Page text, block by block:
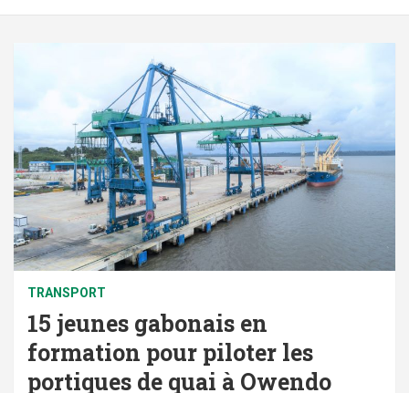
TRANSPORT
15 jeunes gabonais en
formation pour piloter les
portiques de quai à Owendo